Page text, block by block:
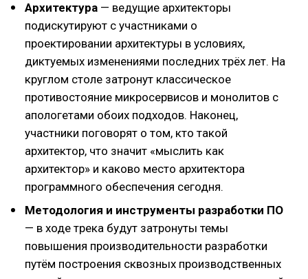
Архитектура — ведущие архитекторы
подискутируют с участниками о
проектировании архитектуры в условиях,
диктуемых изменениями последних трёх лет. На
круглом столе затронут классическое
противостояние микросервисов и монолитов с
апологетами обоих подходов. Наконец,
участники поговорят о том, кто такой
архитектор, что значит «мыслить как
архитектор» и каково место архитектора
программного обеспечения сегодня.
Методология и инструменты разработки ПО
— в ходе трека будут затронуты темы
повышения производительности разработки
путём построения сквозных производственных